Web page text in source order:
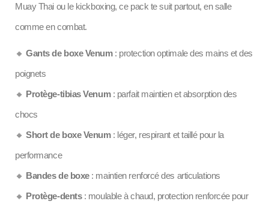
Muay Thai ou le kickboxing, ce pack te suit partout, en salle
comme en combat.
🔸Gants de boxe Venum: protection optimale des mains et des
poignets
🔸 Protège-tibias Venum: parfait maintien et absorption des
chocs
🔸Short de boxe Venum: léger, respirant et taillé pour la
performance
🔸 Bandes de boxe: maintien renforcé des articulations
🔸 Protège-dents: moulable à chaud, protection renforcée pour